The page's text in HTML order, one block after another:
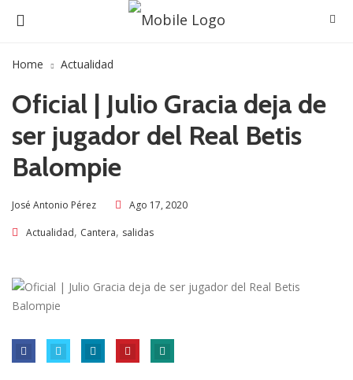
Home Actualidad
Oficial | Julio Gracia deja de
ser jugador del Real Betis
Balompie
José Antonio Pérez Ago 17, 2020
Actualidad, Cantera, salidas